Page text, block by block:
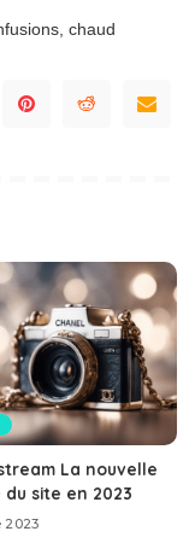
chaud
La nouvelle
du site en 2023
2023